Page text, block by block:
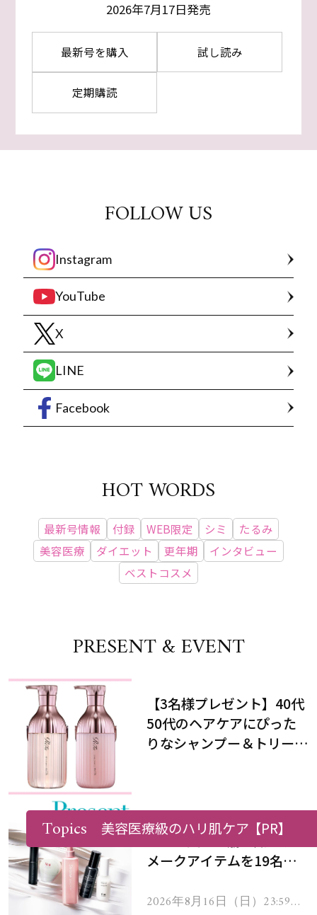
2026年7月17日発売
最新号を購入 試し読み
定期購読
FOLLOW US
Instagram
YouTube
X
LINE
Facebook
HOT WORDS
最新号情報 付録 WEB限定 シミ
たるみ
美容医療
ダイエット 更年期
インタビュー
ベストコスメ
PRESENT & EVENT
【3名様プレゼント】40代
50代のヘアケアにぴった
りなシャンプー＆トリート
【8/16まで】最新ヘアミ
ルク＆夏でも崩れ知らずな
メークアイテムを19名様
2026年8月16日（日）23:59ま
Topics 美容医療級のハリ肌ケア【PR】